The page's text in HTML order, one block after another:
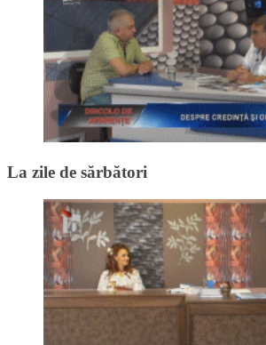
La zile de sărbători